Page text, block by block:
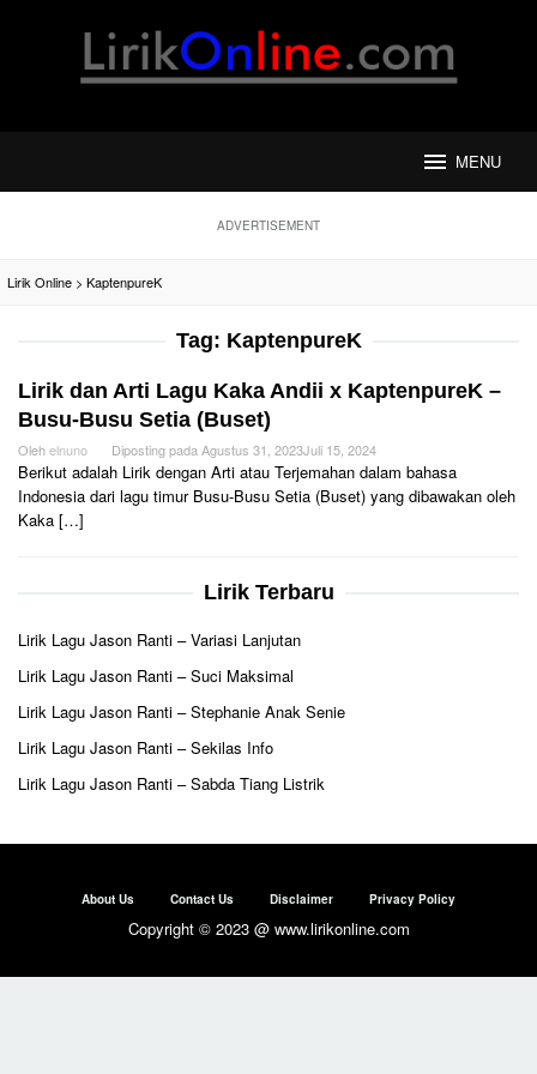
MENU
ADVERTISEMENT
Lirik Online > KaptenpureK
Tag: KaptenpureK
Lirik dan Arti Lagu Kaka Andii x KaptenpureK –
Busu-Busu Setia (Buset)
Olehelnuno Diposting pada Agustus 31, 2023Juli 15, 2024
Berikut adalah Lirik dengan Arti atau Terjemahan dalam bahasa
Indonesia dari lagu timur Busu-Busu Setia (Buset) yang dibawakan oleh
Kaka […]
Lirik Terbaru
Lirik Lagu Jason Ranti – Variasi Lanjutan
Lirik Lagu Jason Ranti – Suci Maksimal
Lirik Lagu Jason Ranti – Stephanie Anak Senie
Lirik Lagu Jason Ranti – Sekilas Info
Lirik Lagu Jason Ranti – Sabda Tiang Listrik
About Us Contact Us Disclaimer Privacy Policy
Copyright © 2023 @ www.lirikonline.com